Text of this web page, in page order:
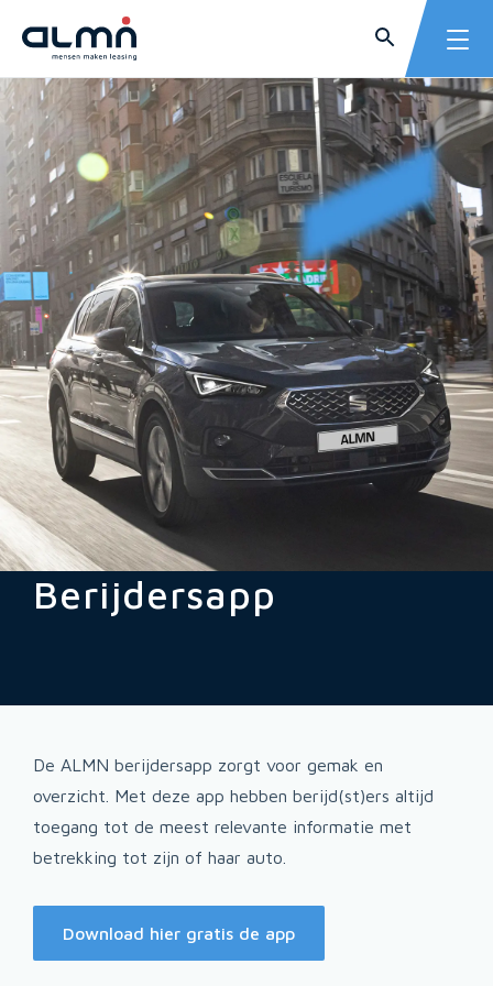
Berijdersapp
De ALMN berijdersapp zorgt voor gemak en
overzicht. Met deze app hebben berijd(st)ers altijd
toegang tot de meest relevante informatie met
betrekking tot zijn of haar auto.
Download hier gratis de app